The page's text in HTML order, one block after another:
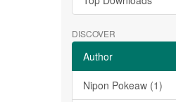
DISCOVER
Author
Nipon Pokeaw (1)